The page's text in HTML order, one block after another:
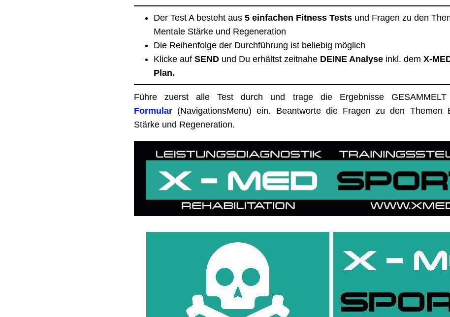
Der Test A besteht aus 5 einfachen Fitness Tests und Fragen zu den
Mentale Stärke und Regeneration
Die Reihenfolge der Durchführung ist beliebig möglich
Klicke auf SEND und Du erhältst zeitnahe DEINE Analyse inkl. dem X-
Plan.
Führe zuerst alle Test durch und trage die Ergebnisse
Formular (NavigationsMenu) ein. Beantworte die Fragen zu den Themen
Stärke und Regeneration.